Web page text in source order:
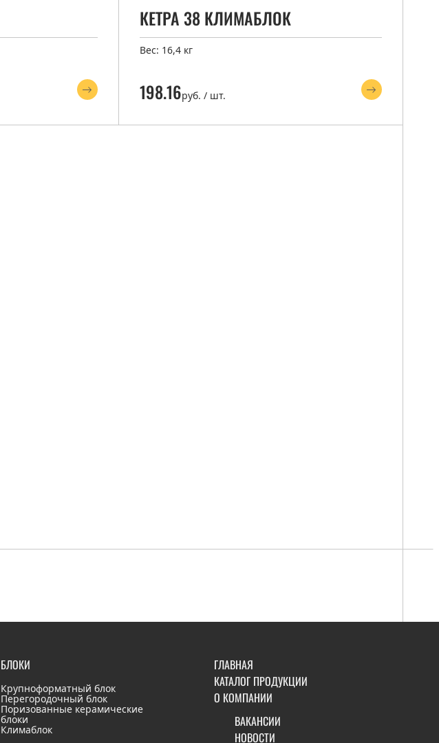
КЕТРА 38 КЛИМАБЛОК
Вес: 16,4 кг
198.16руб. / шт.
ГЛАВНАЯ
КАТАЛОГ ПРОДУКЦИИ
О КОМПАНИИ
ВАКАНСИИ
НОВОСТИ
БЛОКИ
Крупноформатный блок
Перегородочный блок
Поризованные керамические
блоки
Климаблок